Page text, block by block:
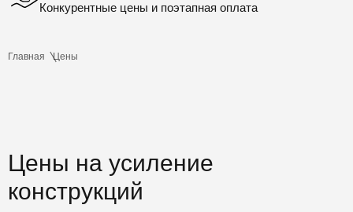
Конкурентные цены и поэтапная оплата
Главная Цены
Цены на усиление
конструкций